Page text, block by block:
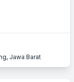
Jawa Barat